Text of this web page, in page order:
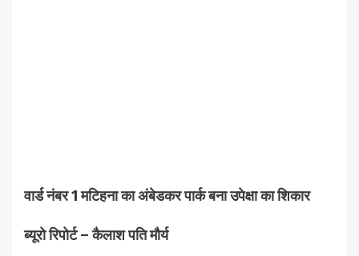
वार्ड नंबर 1 मटिहना का अंबेडकर पार्क बना उपेक्षा का शिकार
ब्यूरो रिपोर्ट – कैलाश पति मौर्य